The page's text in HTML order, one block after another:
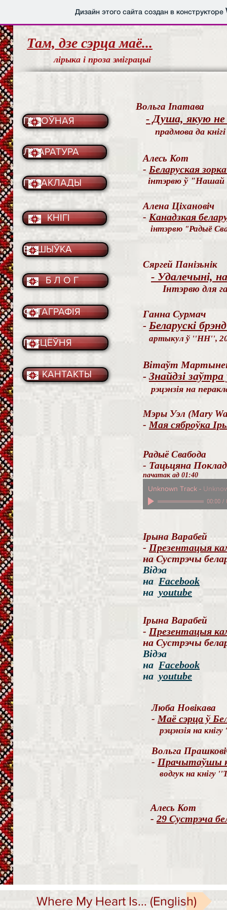
Дизайн этого сайта создан в конструкторе
Там, дзе сэрца маё...
лірыка і проза эміграцыі
Вольга Іпатава
ГАЛОЎНАЯ
- Душа, якую
прадмова да
ЛІТАРАТУРА
ПЕРАКЛАДЫ
КНІГІ
ВЫШЫЎКА
Сяргей Панізьнік
Алена Ціхановіч
- Канадзкая
інтэрвю "Радыё
Алесь Кот
- Беларуская
інтэрвю ў "Нашай
Б Л О Г - Удалечыні,
Інтэрвю для
ФАТАГРАФІЯ
ГАСЦЁЎНЯ
КАНТАКТЫ
Ганна Сурмач
- Беларускі
артыкул ў ''НН'',
Вітаўт
-Знайдзі заўтра
рэцэнзія на
Мэры Уэл (Mary
- Мая сяброўка
Радыё Свабода
- Тацьцяна
пачатак ад 01:40
Unknown Track -
00:00/
Ірына Варабей
- Презентацыя
на Сустрэчы
Відэа
на Facebook
на youtube
Ірына Варабей
- Презентацыя
на Сустрэчы
Відэа
на Facebook
на youtube
Люба Новікава
- Маё сэрца ў
рэцэнзія на
Вольга
- Прачытаўшы
водгук на кнігу
Алесь Кот
- 29 Сустрэча
Where My Heart Is... (English)